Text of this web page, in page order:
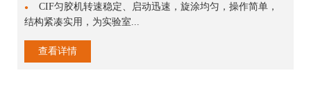
●
CIF匀胶机转速稳定、启动迅速，旋涂均匀，操作简单，
结构紧凑实用，为实验室...
查看详情